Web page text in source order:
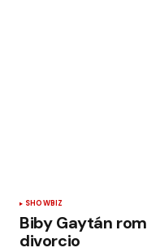
SHOWBIZ
Biby Gaytán
divorcio